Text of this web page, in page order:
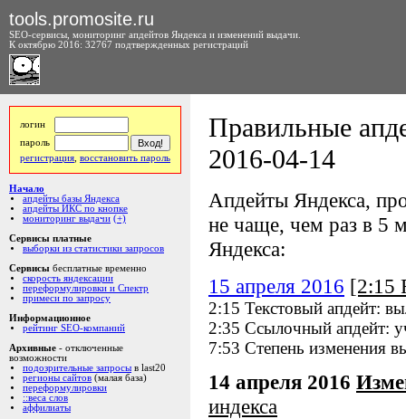
tools.promosite.ru
SEO-сервисы, мониторинг апдейтов Яндекса и изменений выдачи.
К октябрю 2016: 32767 подтвержденных регистраций
логин
пароль
регистрация восстановить пароль
Начало
апдейты базы Яндекса
апдейты ИКС по кнопке
мониторинг выдачи (+)
Сервисы платные
выборки из статистики запросов
Сервисы бесплатные временно
скорость яндексации
переформулировки и Спектр
примеси по запросу
Информационное
рейтинг SEO-компаний
Архивные - отключенные
возможности
подозрительные запросы в last20
регионы сайтов (малая база)
переформулировки
::веса слов
аффилиаты
Правильные
2016-04-14
Апдейты Яндекса,
не чаще, чем раз в 5
Яндекса:
15 апреля 2016 [2:15
2:15 Текстовый апдейт:
2:35 Ссылочный апдейт:
7:53 Степень изменения
14 апреля 2016
индекса